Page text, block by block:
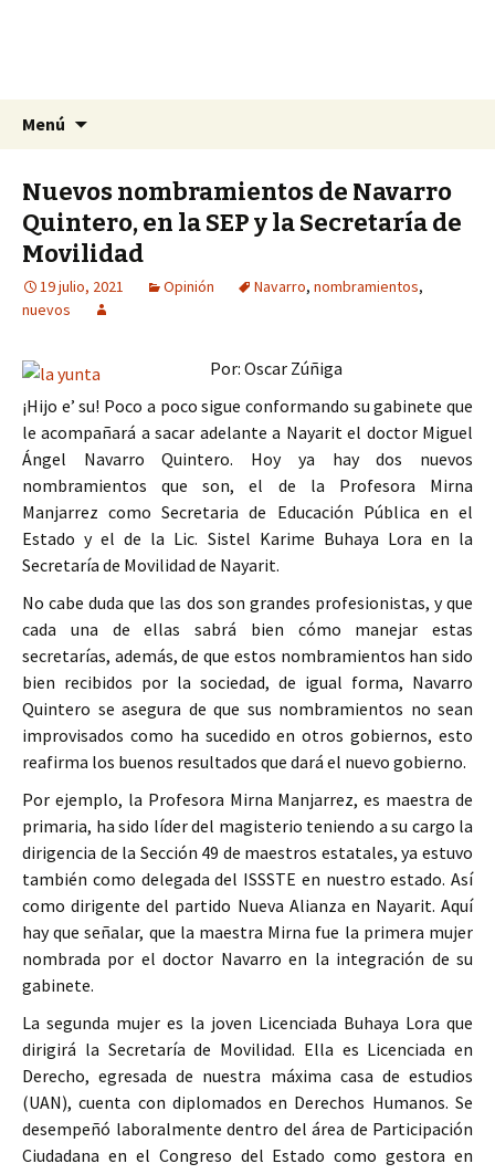
La Yunta de Tepic
La nueva opción en información
Menú
Nuevos nombramientos de Navarro
Quintero, en la SEP y la Secretaría de
Movilidad
19 julio, 2021 Opinión Navarro, nombramientos,
nuevos
Por: Oscar Zúñiga
¡Hijo e’ su! Poco a poco sigue conformando su gabinete que
le acompañará a sacar adelante a Nayarit el doctor Miguel
Ángel Navarro Quintero. Hoy ya hay dos nuevos
nombramientos que son, el de la Profesora Mirna
Manjarrez como Secretaria de Educación Pública en el
Estado y el de la Lic. Sistel Karime Buhaya Lora en la
Secretaría de Movilidad de Nayarit.
No cabe duda que las dos son grandes profesionistas, y que
cada una de ellas sabrá bien cómo manejar estas
secretarías, además, de que estos nombramientos han sido
bien recibidos por la sociedad, de igual forma, Navarro
Quintero se asegura de que sus nombramientos no sean
improvisados como ha sucedido en otros gobiernos, esto
reafirma los buenos resultados que dará el nuevo gobierno.
Por ejemplo, la Profesora Mirna Manjarrez, es maestra de
primaria, ha sido líder del magisterio teniendo a su cargo la
dirigencia de la Sección 49 de maestros estatales, ya estuvo
también como delegada del ISSSTE en nuestro estado. Así
como dirigente del partido Nueva Alianza en Nayarit. Aquí
hay que señalar, que la maestra Mirna fue la primera mujer
nombrada por el doctor Navarro en la integración de su
gabinete.
La segunda mujer es la joven Licenciada Buhaya Lora que
dirigirá la Secretaría de Movilidad. Ella es Licenciada en
Derecho, egresada de nuestra máxima casa de estudios
(UAN), cuenta con diplomados en Derechos Humanos. Se
desempeñó laboralmente dentro del área de Participación
Ciudadana en el Congreso del Estado como gestora en